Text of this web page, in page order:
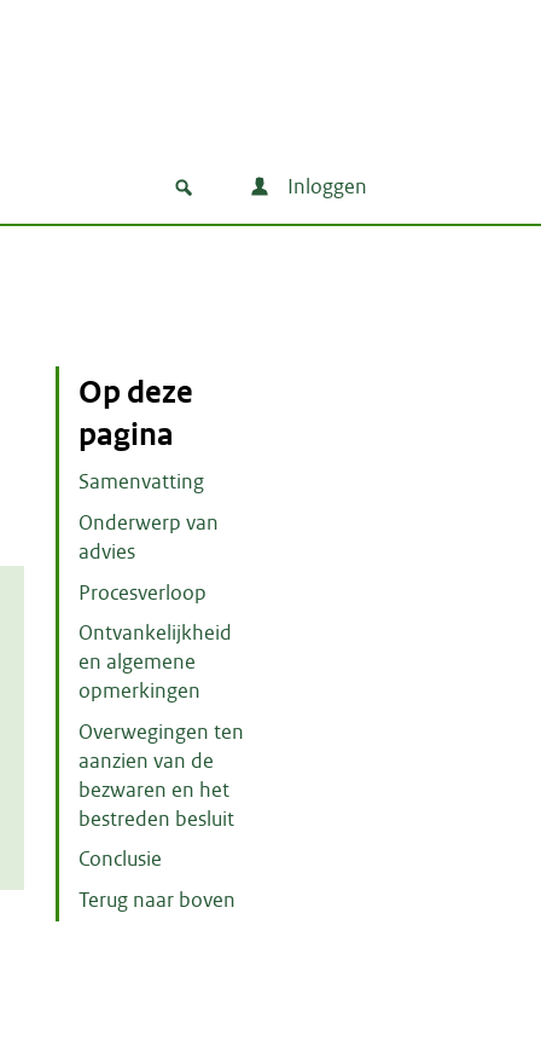
Inloggen
Op deze
pagina
Samenvatting
Onderwerp van
advies
Procesverloop
Ontvankelijkheid
en algemene
opmerkingen
Overwegingen ten
aanzien van de
bezwaren en het
bestreden besluit
Conclusie
Terug naar boven